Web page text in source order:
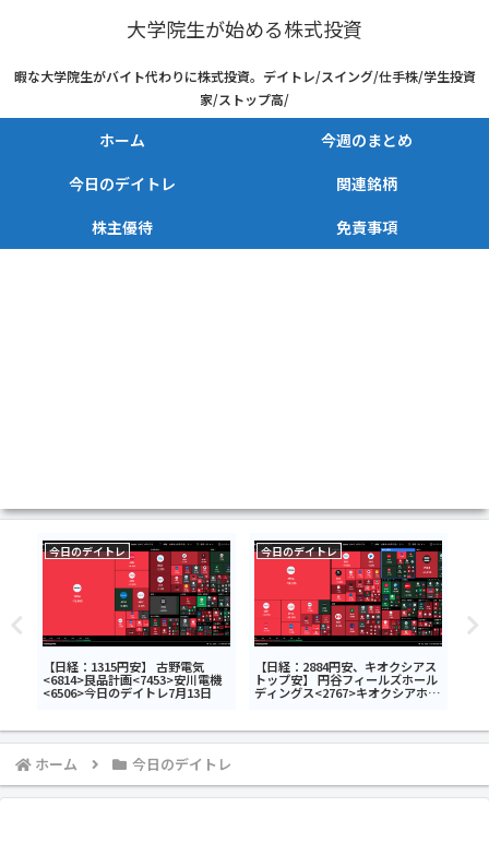
大学院生が始める株式投資
暇な大学院生がバイト代わりに株式投資。デイトレ/スイング/仕手株/学生投資
家/ストップ高/
ホーム
今週のまとめ
今日のデイトレ
関連銘柄
株主優待
免責事項
今日のデイトレ
【日経：1315円安】 古野電気
<6814>良品計画<7453>安川電機
<6506>今日のデイトレ7月13日
今日のデイトレ
【日経：2884円安、キオクシアス
トップ安】 円谷フィールズホール
ディングス<2767>キオクシアホー
日のデイトレ7月28日
ホーム 今日のデイトレ